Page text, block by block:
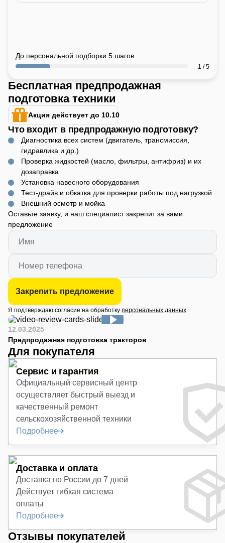
До персональной подборки 5 шагов
1 / 5
Бесплатная предпродажная
подготовка техники
Акция действует до 10.10
Что входит в предпродажную подготовку?
Диагностика всех систем (двигатель, трансмиссия,
гидравлика и др.)
Проверка жидкостей (масло, фильтры, антифриз) и их
дозаправка
Установка навесного оборудования
Тест-драйв и обкатка для проверки работы под нагрузкой
Внешний осмотр и мойка
Оставьте заявку, и наш специалист закрепит за вами
предложение
Закрепить предложение
Я подтверждаю согласие на обработку персональных данных
12.03.2025
Предпродажная подготовка тракторов
Для покупателя
Сервис и гарантия
Официальный сервисный центр
осуществляет быстрый выезд и
качественный ремонт
сельскохозяйственной техники
Подробнее
Доставка и оплата
Доставка по России до 7 дней
Действует гибкая система
оплаты
Подробнее
Отзывы покупателей